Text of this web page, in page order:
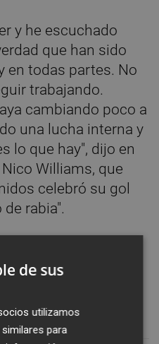
y he escuchado
que han sido
en todas partes. No
trabajando.
cambiando poco a
una lucha interna y
lo que hay", dijo en
Williams, que
celebró su gol
rabia".
al responsable
Metropolitano.
de sus
utilizamos
para